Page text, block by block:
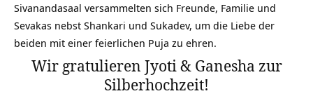
Sivanandasaal versammelten sich Freunde, Familie und
Sevakas nebst Shankari und Sukadev, um die Liebe der
beiden mit einer feierlichen Puja zu ehren.
Wir gratulieren Jyoti & Ganesha zur
Silberhochzeit!